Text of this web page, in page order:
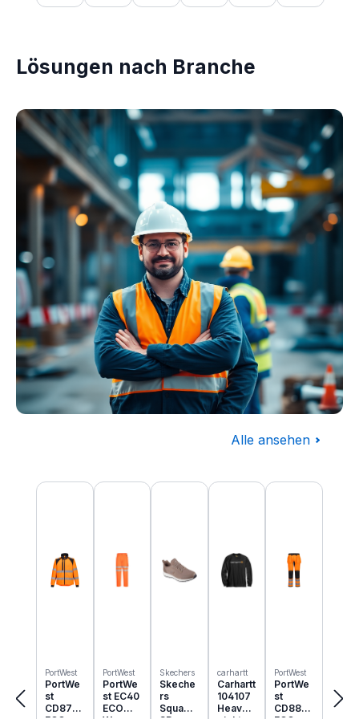
Lösungen nach Branche
Alle ansehen
Produktgalerie überspringen
PortWest
PortWe
st
CD875
PortWest
PortWe
st EC40
ECO
Skechers
Skeche
rs
Squad
carhartt
Carhartt
104107
Heavyw
PortWest
PortWe
st
CD889